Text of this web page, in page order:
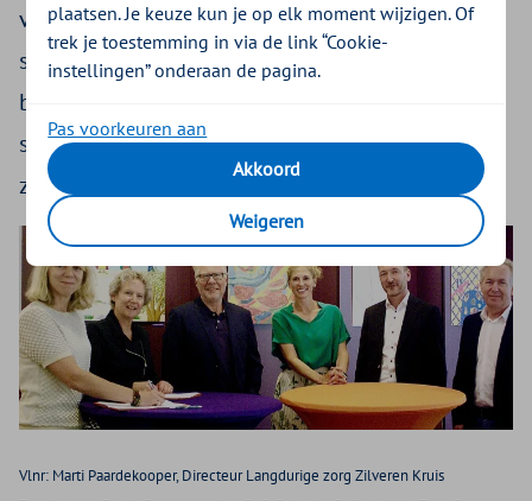
van passende zorg en begeleiding in en met de
samenleving. En door samen te zorgen dat
bewezen technologische en sociale innovaties
sneller beschikbaar komen, ook voor andere
zorgverleners.
Vlnr: Marti Paardekooper, Directeur Langdurige zorg Zilveren Kruis
plaatsen. Je keuze kun je op elk moment wijzigen. Of
trek je toestemming in via de link “Cookie-
instellingen” onderaan de pagina.
Pas voorkeuren aan
Akkoord
Weigeren